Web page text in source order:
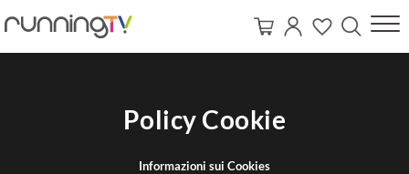
Policy Cookie
Informazioni sui Cookies